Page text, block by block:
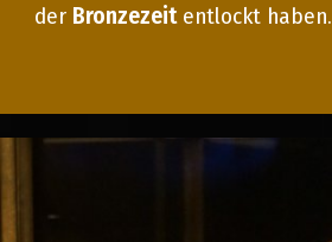
der Bronzezeitentlockt haben.